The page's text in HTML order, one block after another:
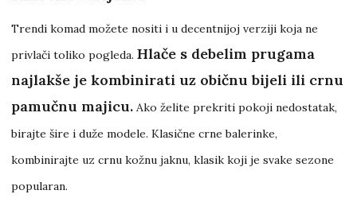
Trendi komad možete nositi i u decentnijoj verziji koja ne
privlači toliko pogleda. Hlače s debelim prugama
najlakše je kombinirati uz običnu bijeli ili crnu
pamučnu majicu. Ako želite prekriti pokoji nedostatak,
birajte šire i duže modele. Klasične crne balerinke,
kombinirajte uz crnu kožnu jaknu, klasik koji je svake sezone
popularan.